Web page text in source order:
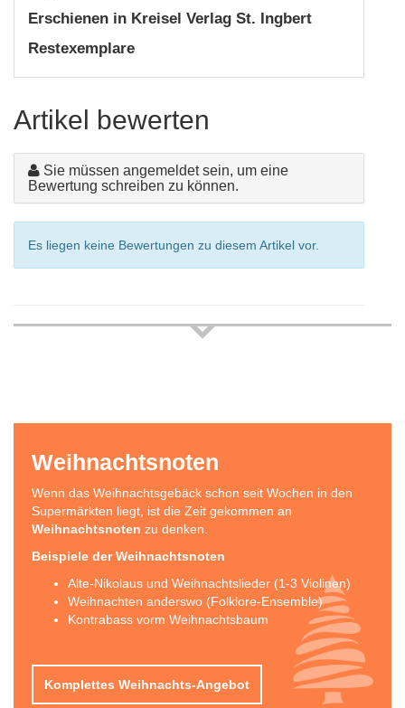
Erschienen in Kreisel Verlag St. Ingbert
Restexemplare
Artikel bewerten
Sie müssen angemeldet sein, um eine
Bewertung schreiben zu können.
Es liegen keine Bewertungen zu diesem Artikel vor.
Weihnachtsnoten
Wenn das Weihnachtsgebäck schon seit Wochen in den
Supermärkten liegt, ist die Zeit gekommen an
Weihnachtsnoten zu denken.
Beispiele der Weihnachtsnoten
Alte-Nikolaus und Weihnachtslieder (1-3 Violinen)
Weihnachten anderswo (Folklore-Ensemble)
Kontrabass vorm Weihnachtsbaum
Komplettes Weihnachts-Angebot